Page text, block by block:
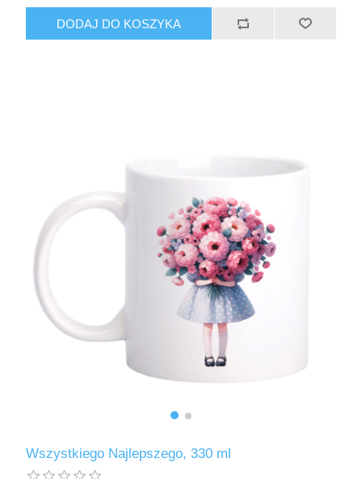
DODAJ DO KOSZYKA
Wszystkiego Najlepszego, 330 ml